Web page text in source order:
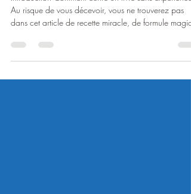
questions à se poser
Introduction Comment écrire un livre sans expérience
Au risque de vous décevoir, vous ne trouverez pas
dit, la phase d’endormissement est bien souvent